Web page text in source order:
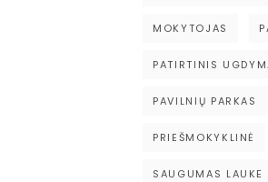
MOKYTOJAS
PATIRTINIS
PAVILNIŲ PARKAS
PRIEŠMOKYKLINĖ
SAUGUMAS LAUKE